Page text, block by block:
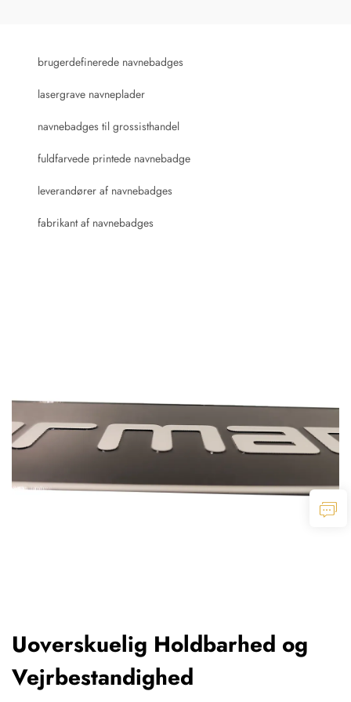
brugerdefinerede navnebadges
lasergrave navneplader
navnebadges til grossisthandel
fuldfarvede printede navnebadge
leverandører af navnebadges
fabrikant af navnebadges
Uoverskuelig Holdbarhed og
Vejrbestandighed